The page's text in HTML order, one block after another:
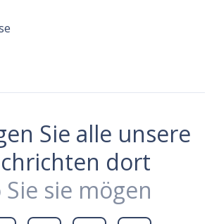
Sie alle unsere
dort
sie mögen